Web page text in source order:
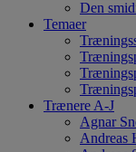
Den
Temaer
Trænere A-J
Agnar
Andreas